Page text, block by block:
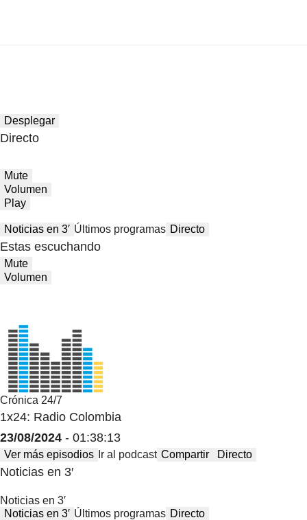
Desplegar
Directo
Mute
Volumen
Play
Noticias en 3′ Últimos programas Directo
Estas escuchando
Mute
Volumen
Crónica 24/7
1x24: Radio Colombia
23/08/2024 - 01:38:13
Ver más episodios Ir al podcast Compartir Directo
Noticias en 3′
Noticias en 3′
Noticias en 3′ Últimos programas Directo